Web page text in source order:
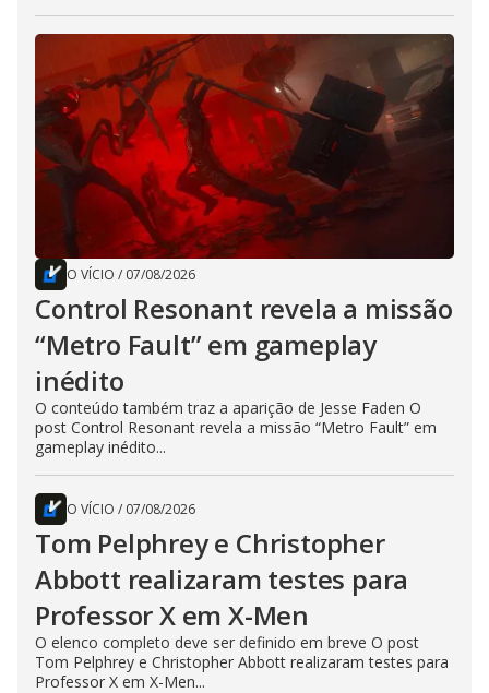
O VÍCIO / 07/08/2026
Control Resonant revela a missão
“Metro Fault” em gameplay
inédito
O conteúdo também traz a aparição de Jesse Faden O
post Control Resonant revela a missão “Metro Fault” em
gameplay inédito...
O VÍCIO / 07/08/2026
Tom Pelphrey e Christopher
Abbott realizaram testes para
Professor X em X-Men
O elenco completo deve ser definido em breve O post
Tom Pelphrey e Christopher Abbott realizaram testes para
Professor X em X-Men...